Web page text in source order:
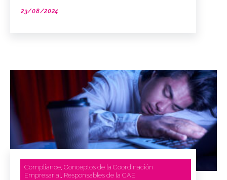
23/08/2024
Compliance, Conceptos de la Coordinación
Empresarial, Responsables de la CAE